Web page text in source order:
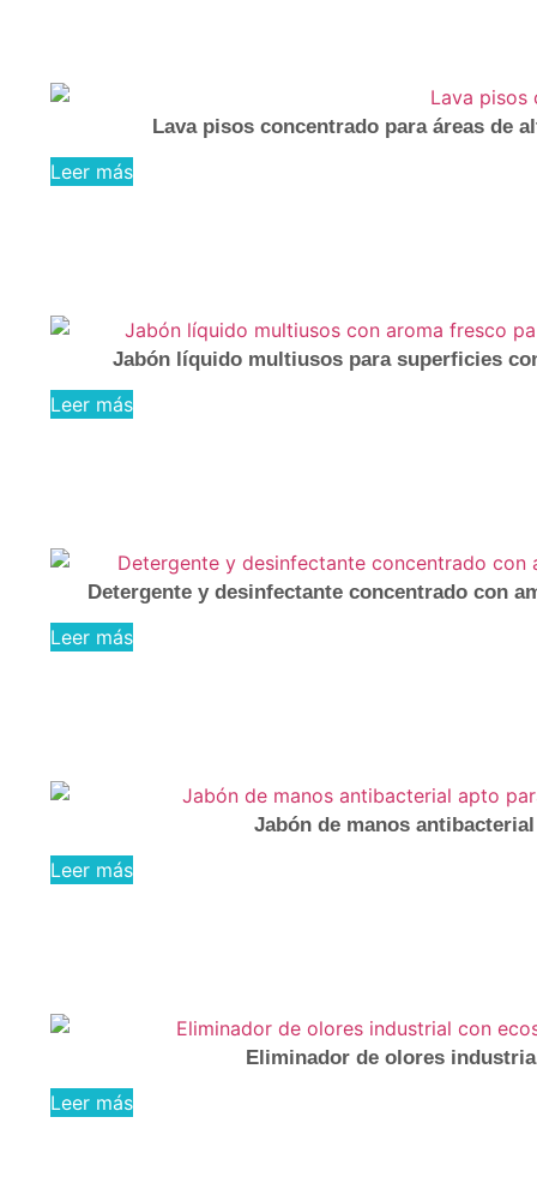
Lava pisos concentrado para áreas de
Leer más
Jabón líquido multiusos para superficies
Leer más
Detergente y desinfectante concentrado con
Leer más
Jabón de manos
Leer más
Eliminador de olores
Leer más